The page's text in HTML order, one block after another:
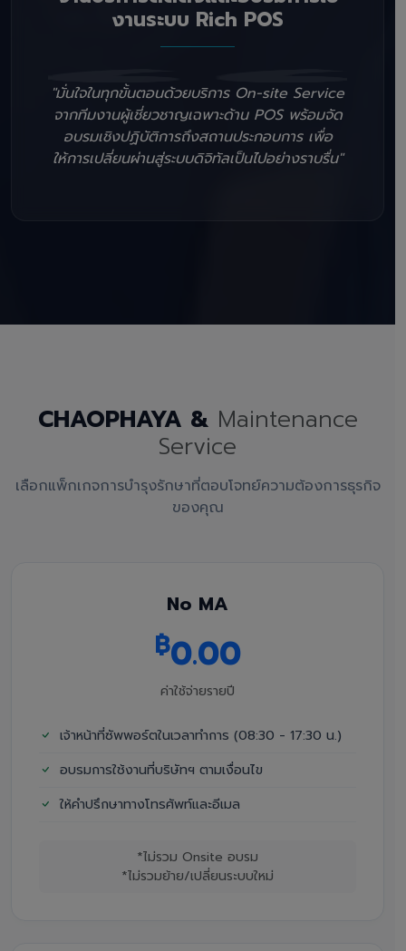
งานระบบ Rich POS
"มั่นใจในทุกขั้นตอนด้วยบริการ On-site Service
จากทีมงานผู้เชี่ยวชาญเฉพาะด้าน POS พร้อมจัด
อบรมเชิงปฏิบัติการถึงสถานประกอบการ เพื่อ
ให้การเปลี่ยนผ่านสู่ระบบดิจิทัลเป็นไปอย่างราบรื่น"
CHAOPHAYA & Maintenance
Service
เลือกแพ็กเกจการบำรุงรักษาที่ตอบโจทย์ความต้องการธุรกิจ
ของคุณ
No MA
฿0.00
ค่าใช้จ่ายรายปี
เจ้าหน้าที่ซัพพอร์ตในเวลาทำการ (08:30 - 17:30 น.)
อบรมการใช้งานที่บริษัทฯ ตามเงื่อนไข
ให้คำปรึกษาทางโทรศัพท์และอีเมล
*ไม่รวม Onsite อบรม
*ไม่รวมย้าย/เปลี่ยนระบบใหม่